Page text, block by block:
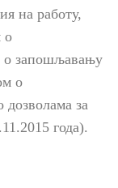
на работу,
о
о запошљавању
о
за
года).